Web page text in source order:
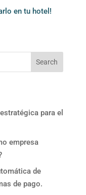
en tu hotel!
Search
para el
empresa
de
de pago.